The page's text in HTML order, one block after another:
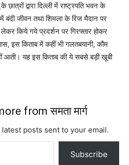
छात्रों द्वारा दिल्‍ली में राष्‍ट्रपति भवन के
जीवन तथा शिमला के रिज मैदान पर
किये गये प्रदर्शन पर गिरफ्तार होकर
इस किताब में कहीं भी गलतबयानी, कौम
आती। यह इस किताब की ये सबसे बड़ी खूबी
from समता मार्ग
posts sent to your email.
Subscribe